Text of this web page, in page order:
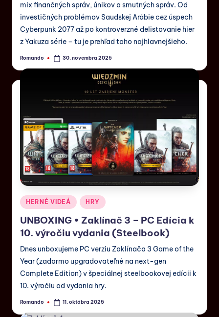
mix finančných správ, únikov a smutných správ. Od
investičných problémov Saudskej Arábie cez úspech
Cyberpunk 2077 až po kontroverzné delistovanie hier
z Yakuza série – tu je prehľad toho najhlavnejšieho.
Romando 30. novembra 2025
HERNÉ VIDEÁ HRY
UNBOXING • Zaklínač 3 – PC Edícia k
10. výročiu vydania (Steelbook)
Dnes unboxujeme PC verziu Zaklínača 3 Game of the
Year (zadarmo upgradovateľné na next-gen
Complete Edition) v špeciálnej steelbookovej edícii k
10. výročiu od vydania hry.
Romando 11. októbra 2025